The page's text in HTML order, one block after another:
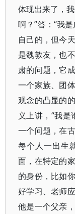
体现出来了，
啊？”答：“我
自己的，但今
是魏敦友，也
肃的问题，它
一个家族、团
观念的凸显的
义上讲，“我
一个问题，在
每个人一出生
面，在特定的
的身份，比如
好学习、老师
他是一个父亲